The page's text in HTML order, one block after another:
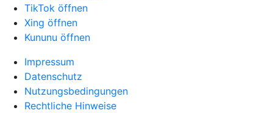
TikTok öffnen
Xing öffnen
Kununu öffnen
Impressum
Datenschutz
Nutzungsbedingungen
Rechtliche Hinweise